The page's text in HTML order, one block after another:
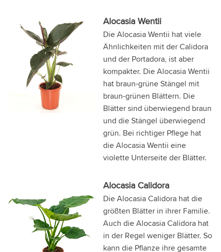
Alocasia Wentii
Die Alocasia Wentii hat viele
Ähnlichkeiten mit der Calidora
und der Portadora, ist aber
kompakter. Die Alocasia Wentii
hat braun-grüne Stängel mit
braun-grünen Blättern. Die
Blätter sind überwiegend braun
und die Stängel überwiegend
grün. Bei richtiger Pflege hat
die Alocasia Wentii eine
violette Unterseite der Blätter.
Alocasia Calidora
Die Alocasia Calidora hat die
größten Blätter in ihrer Familie.
Auch die Alocasia Calidora hat
in der Regel weniger Blätter. So
kann die Pflanze ihre gesamte